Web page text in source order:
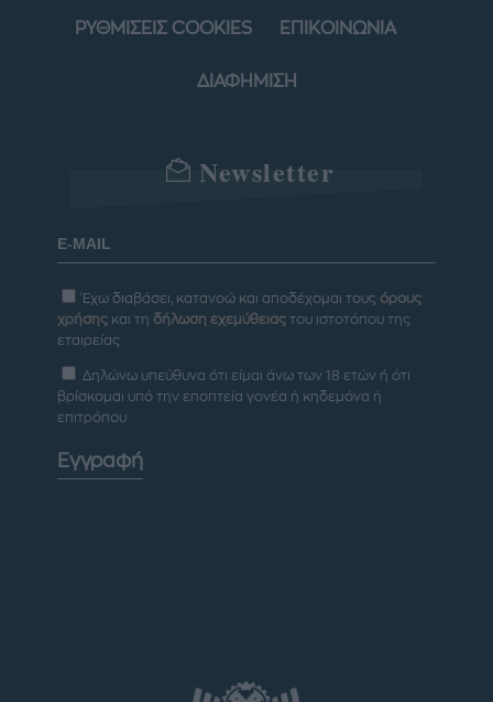
ΡΥΘΜΙΣΕΙΣ COOKIES ΕΠΙΚΟΙΝΩΝΙΑ
ΔΙΑΦΗΜΙΣΗ
Newsletter
Έχω διαβάσει, κατανοώ και αποδέχομαι τους όρους
χρήσης και τη δήλωση εχεμύθειας του ιστοτόπου της
εταιρείας
Δηλώνω υπεύθυνα ότι είμαι άνω των 18 ετών ή ότι
βρίσκομαι υπό την εποπτεία γονέα ή κηδεμόνα ή
επιτρόπου
Εγγραφή